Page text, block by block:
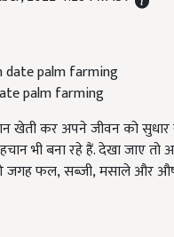
palm farming
कर अपने जीवन को सुधार रहे
भी बना रहे हैं. देखा जाए तो
जगह फल, सब्जी, मसाले और